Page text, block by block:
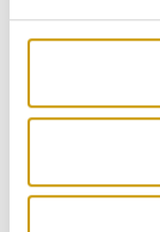
ERSE
07/01/2017